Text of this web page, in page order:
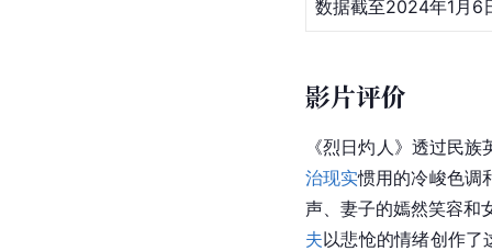
数据截至2024年1月6
影片评价
《烈日灼人》透过民族
治现实惯用的冷峻色调
声、妻子的嫣然笑容和
夫以悲怆的情绪创作